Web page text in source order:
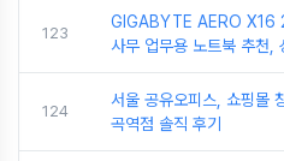
123
GIGABYTE AERO X16
사무 업무용 노트북 추천,
124
서울 공유오피스, 쇼핑몰
곡역점 솔직 후기